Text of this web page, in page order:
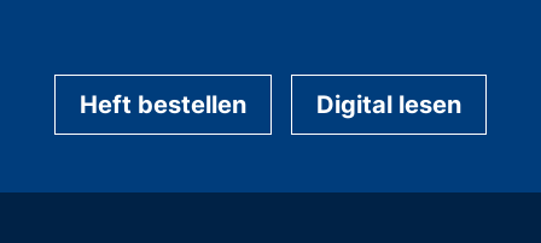
Heft bestellen Digital lesen